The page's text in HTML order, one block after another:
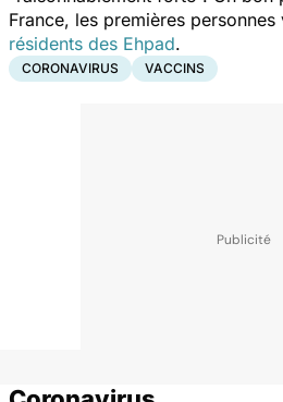
France, les premières
résidents des Ehpad.
CORONAVIRUS VACCINS